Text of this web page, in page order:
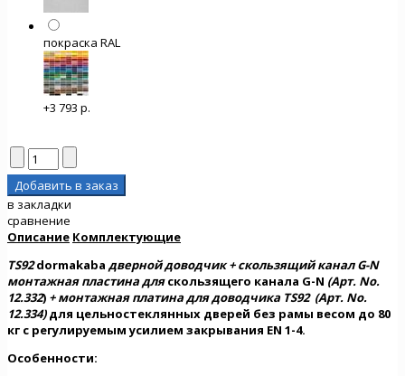
покраска RAL
+3 793 р.
в закладки
сравнение
Описание Комплектующие
TS92dormakaba дверной доводчик + скользящий канал G-N
монтажная пластина дляскользящего канала G-N (Арт. No.
12.332) + монтажная платина для доводчика TS92 (Арт. No.
12.334)для цельностеклянных дверей без рамы весом до 80
кг c регулируемым усилием закрывания EN 1-4.
Особенности: